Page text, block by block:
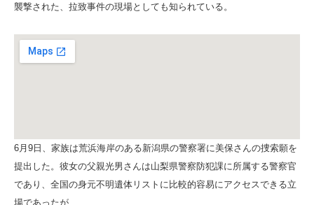
襲撃された、拉致事件の現場としても知られている。
6月9日、家族は荒浜海岸のある新潟県の警察署に美保さんの捜索願を
提出した。彼女の父親光男さんは山梨県警察防犯課に所属する警察官
であり、全国の身元不明遺体リストに比較的容易にアクセスできる立
場であったが、